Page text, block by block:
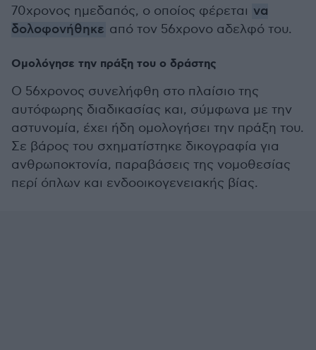
70χρονος ημεδαπός, ο οποίος φέρεται να
δολοφονήθηκε από τον 56χρονο αδελφό του.
Ομολόγησε την πράξη του ο δράστης
Ο 56χρονος συνελήφθη στο πλαίσιο της
αυτόφωρης διαδικασίας και, σύμφωνα με την
αστυνομία, έχει ήδη ομολογήσει την πράξη του.
Σε βάρος του σχηματίστηκε δικογραφία για
ανθρωποκτονία, παραβάσεις της νομοθεσίας
περί όπλων και ενδοοικογενειακής βίας.